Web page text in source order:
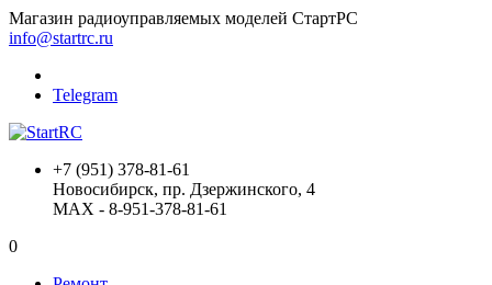
Магазин радиоуправляемых моделей СтартРС
info@startrc.ru
Telegram
+7 (951) 378-81-61
Новосибирск, пр. Дзержинского, 4
MAX - 8-951-378-81-61
0